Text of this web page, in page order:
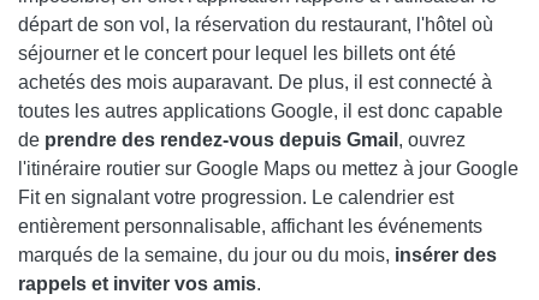
départ de son vol, la réservation du restaurant, l'hôtel où
séjourner et le concert pour lequel les billets ont été
achetés des mois auparavant. De plus, il est connecté à
toutes les autres applications Google, il est donc capable
de prendre des rendez-vous depuis Gmail , ouvrez
l'itinéraire routier sur Google Maps ou mettez à jour Google
Fiten signalant votre progression. Le calendrier est
entièrement personnalisable, affichant les événements
marqués de la semaine, du jour ou du mois, insérer des
rappels et inviter vos amis.